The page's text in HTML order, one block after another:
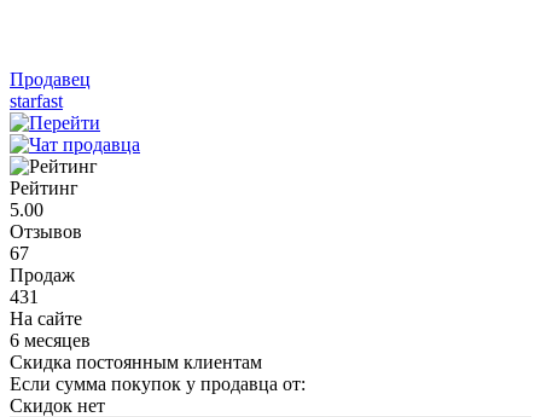
Продавец
starfast
Рейтинг
5.00
Отзывов
67
Продаж
431
На сайте
6 месяцев
Скидка постоянным клиентам
Если сумма покупок у продавца от:
Скидок нет